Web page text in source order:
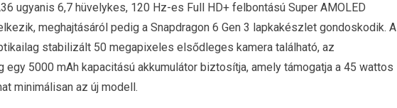
ugyanis 6,7 hüvelykes, 120 Hz-es Full HD+ felbontású Super AMOLED
meghajtásáról pedig a Snapdragon 6 Gen 3 lapkakészlet gondoskodik. A
stabilizált 50 megapixeles elsődleges kamera található, az
egy 5000 mAh kapacitású akkumulátor biztosítja, amely támogatja a 45 wattos
minimálisan az új modell.